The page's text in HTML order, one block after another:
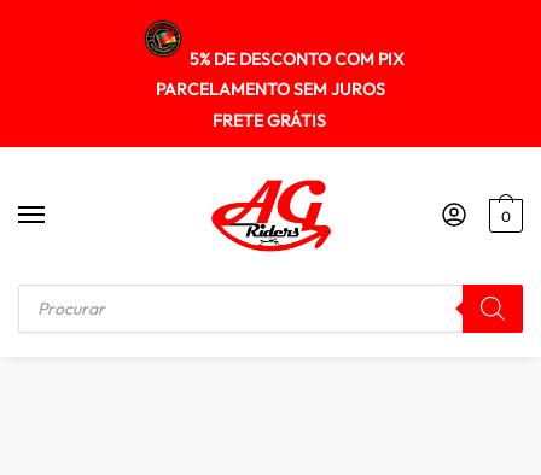
5% DE DESCONTO COM PIX
PARCELAMENTO SEM JUROS
FRETE GRÁTIS
0
Início / MALAS / BOLSAS / ALFORGE Bolsa Mala de Tanque Bag Rider Expansível 21-27 Lt c/ Bolsos Laterais 100% Impermeável